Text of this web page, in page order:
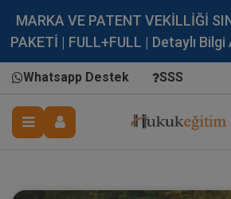
MARKA VE PATENT VEKİLLİĞİ
PAKETİ | FULL+FULL | Detaylı Bilgi
Whatsapp Destek SSS